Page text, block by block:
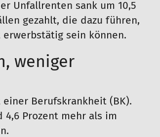
Unfallrenten sank um 10,5
gezahlt, die dazu führen,
erwerbstätig sein können.
weniger
Berufskrankheit (BK).
4,6 Prozent mehr als im